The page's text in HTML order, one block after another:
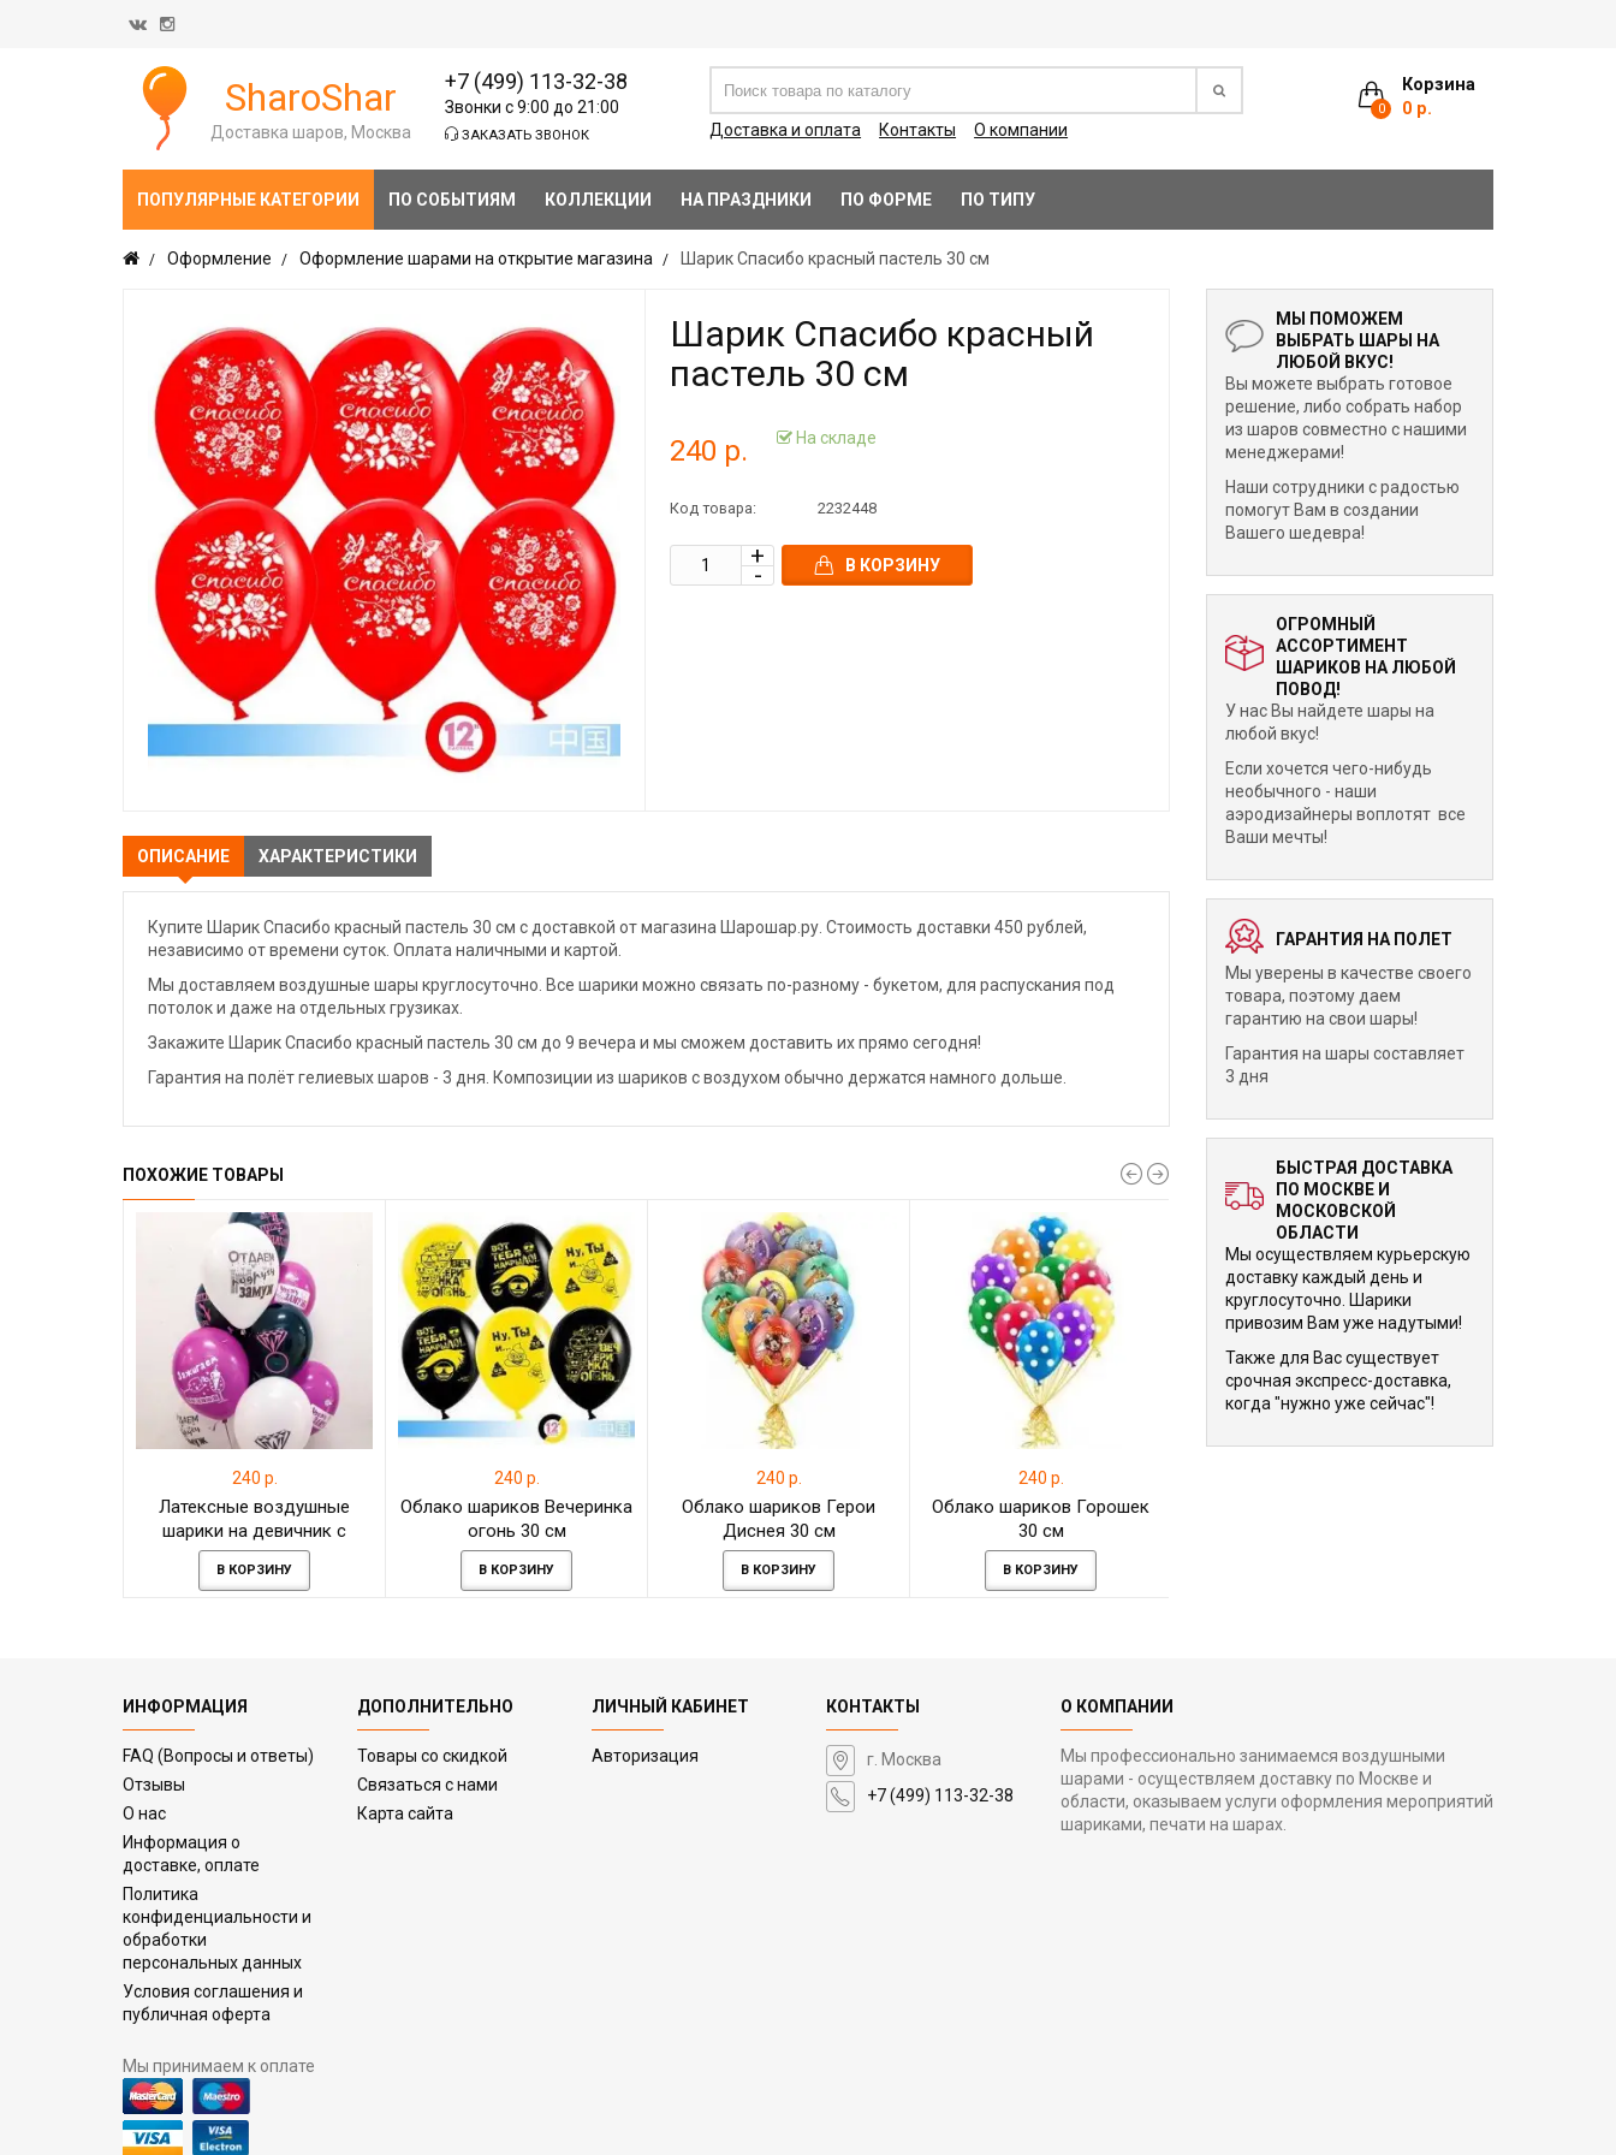
Корзина
0 0 р.
SharoShar
Доставка шаров, Москва
+7 (499) 113-32-38
Звонки с 9:00 до 21:00
ЗАКАЗАТЬ ЗВОНОК Доставка и оплата Контакты О компании
ПОПУЛЯРНЫЕ КАТЕГОРИИ ПО СОБЫТИЯМ КОЛЛЕКЦИИ НА ПРАЗДНИКИ ПО ФОРМЕ ПО ТИПУ
Оформление Оформление шарами на открытие магазина Шарик Спасибо красный пастель 30 см
Шарик Спасибо красный
пастель 30 см
240 р. На складе
Код товара: 2232448
В КОРЗИНУ
ОПИСАНИЕ ХАРАКТЕРИСТИКИ
Купите Шарик Спасибо красный пастель 30 см с доставкой от магазина Шарошар.ру. Стоимость доставки 450 рублей,
независимо от времени суток. Оплата наличными и картой.
Мы доставляем воздушные шары круглосуточно. Все шарики можно связать по-разному - букетом, для распускания под
потолок и даже на отдельных грузиках.
Закажите Шарик Спасибо красный пастель 30 см до 9 вечера и мы сможем доставить их прямо сегодня!
Гарантия на полёт гелиевых шаров - 3 дня. Композиции из шариков с воздухом обычно держатся намного дольше.
ПОХОЖИЕ ТОВАРЫ
240 р.
Латексные воздушные
шарики на девичник с
гелием
В КОРЗИНУ
240 р.
Облако шариков Вечеринка
огонь 30 см
В КОРЗИНУ
240 р.
Облако шариков Герои
Диснея 30 см
В КОРЗИНУ
240 р.
Облако шариков Горошек
30 см
В КОРЗИНУ
МЫ ПОМОЖЕМ
ВЫБРАТЬ ШАРЫ НА
ЛЮБОЙ ВКУС!
Вы можете выбрать готовое
решение, либо собрать набор
из шаров совместно с нашими
менеджерами!
Наши сотрудники с радостью
помогут Вам в создании
Вашего шедевра!
ОГРОМНЫЙ
АССОРТИМЕНТ
ШАРИКОВ НА ЛЮБОЙ
ПОВОД!
У нас Вы найдете шары на
любой вкус!
Если хочется чего-нибудь
необычного - наши
аэродизайнеры воплотят все
Ваши мечты!
ГАРАНТИЯ НА ПОЛЕТ
Мы уверены в качестве своего
товара, поэтому даем
гарантию на свои шары!
Гарантия на шары составляет
3 дня
БЫСТРАЯ ДОСТАВКА
ПО МОСКВЕ И
МОСКОВСКОЙ
ОБЛАСТИ
Мы осуществляем курьерскую
доставку каждый день и
круглосуточно. Шарики
привозим Вам уже надутыми!
Также для Вас существует
срочная экспресс-доставка,
когда "нужно уже сейчас"!
ИНФОРМАЦИЯ
FAQ (Вопросы и ответы)
Отзывы
О нас
Информация о
доставке, оплате
Политика
конфиденциальности и
обработки
персональных данных
Условия соглашения и
публичная оферта
Мы принимаем к оплате
ДОПОЛНИТЕЛЬНО
Товары со скидкой
Связаться с нами
Карта сайта
ЛИЧНЫЙ КАБИНЕТ
Авторизация
КОНТАКТЫ
г. Москва
+7 (499) 113-32-38
О КОМПАНИИ
Мы профессионально занимаемся воздушными
шарами - осуществляем доставку по Москве и
области, оказываем услуги оформления мероприятий
шариками, печати на шарах.